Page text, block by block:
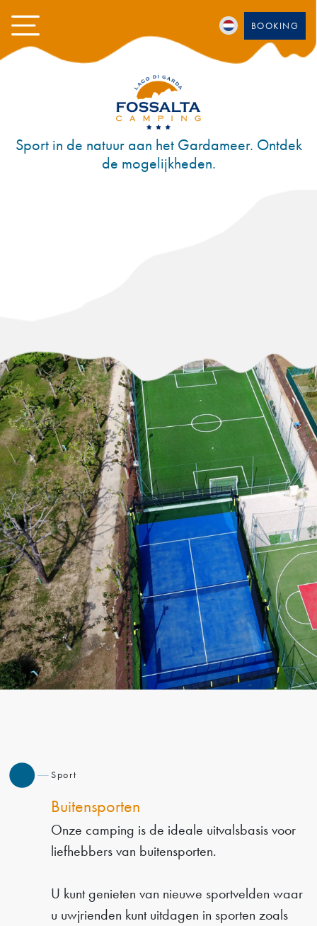
BOOKING
Sport in de natuur aan het Gardameer. Ontdek
de mogelijkheden.
Sport
Buitensporten
Onze camping is de ideale uitvalsbasis voor
liefhebbers van buitensporten.
U kunt genieten van nieuwe sportvelden waar
u uwjrienden kunt uitdagen in sporten zoals